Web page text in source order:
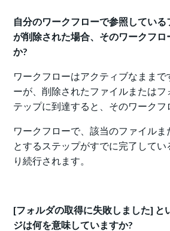
自分のワークフローで参照してい
が削除された場合、そのワークフ
か?
ワークフローはアクティブなままで
ーが、削除されたファイルまたはフ
テップに到達すると、そのワークフ
ワークフローで、該当のファイル
とするステップがすでに完了して
り続行されます。
[フォルダの取得に失敗しました] と
ジは何を意味していますか?